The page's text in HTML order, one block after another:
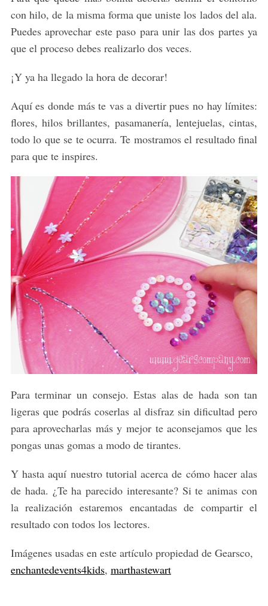
con hilo, de la misma forma que uniste los lados del ala.
Puedes aprovechar este paso para unir las dos partes ya
que el proceso debes realizarlo dos veces.
¡Y ya ha llegado la hora de decorar!
Aquí es donde más te vas a divertir pues no hay límites:
flores, hilos brillantes, pasamanería, lentejuelas, cintas,
todo lo que se te ocurra. Te mostramos el resultado final
para que te inspires.
Para terminar un consejo. Estas alas de hada son tan
ligeras que podrás coserlas al disfraz sin dificultad pero
para aprovecharlas más y mejor te aconsejamos que les
pongas unas gomas a modo de tirantes.
Y hasta aquí nuestro tutorial acerca de cómo hacer alas
de hada. ¿Te ha parecido interesante? Si te animas con
la realización estaremos encantadas de compartir el
resultado con todos los lectores.
Imágenes usadas en este artículo propiedad de Gearsco,
enchantedevents4kids, marthastewart